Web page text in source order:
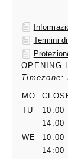
Termini
OPENING
Timezone:
MO
TU
10:00
14:00
WE
10:00
14:00